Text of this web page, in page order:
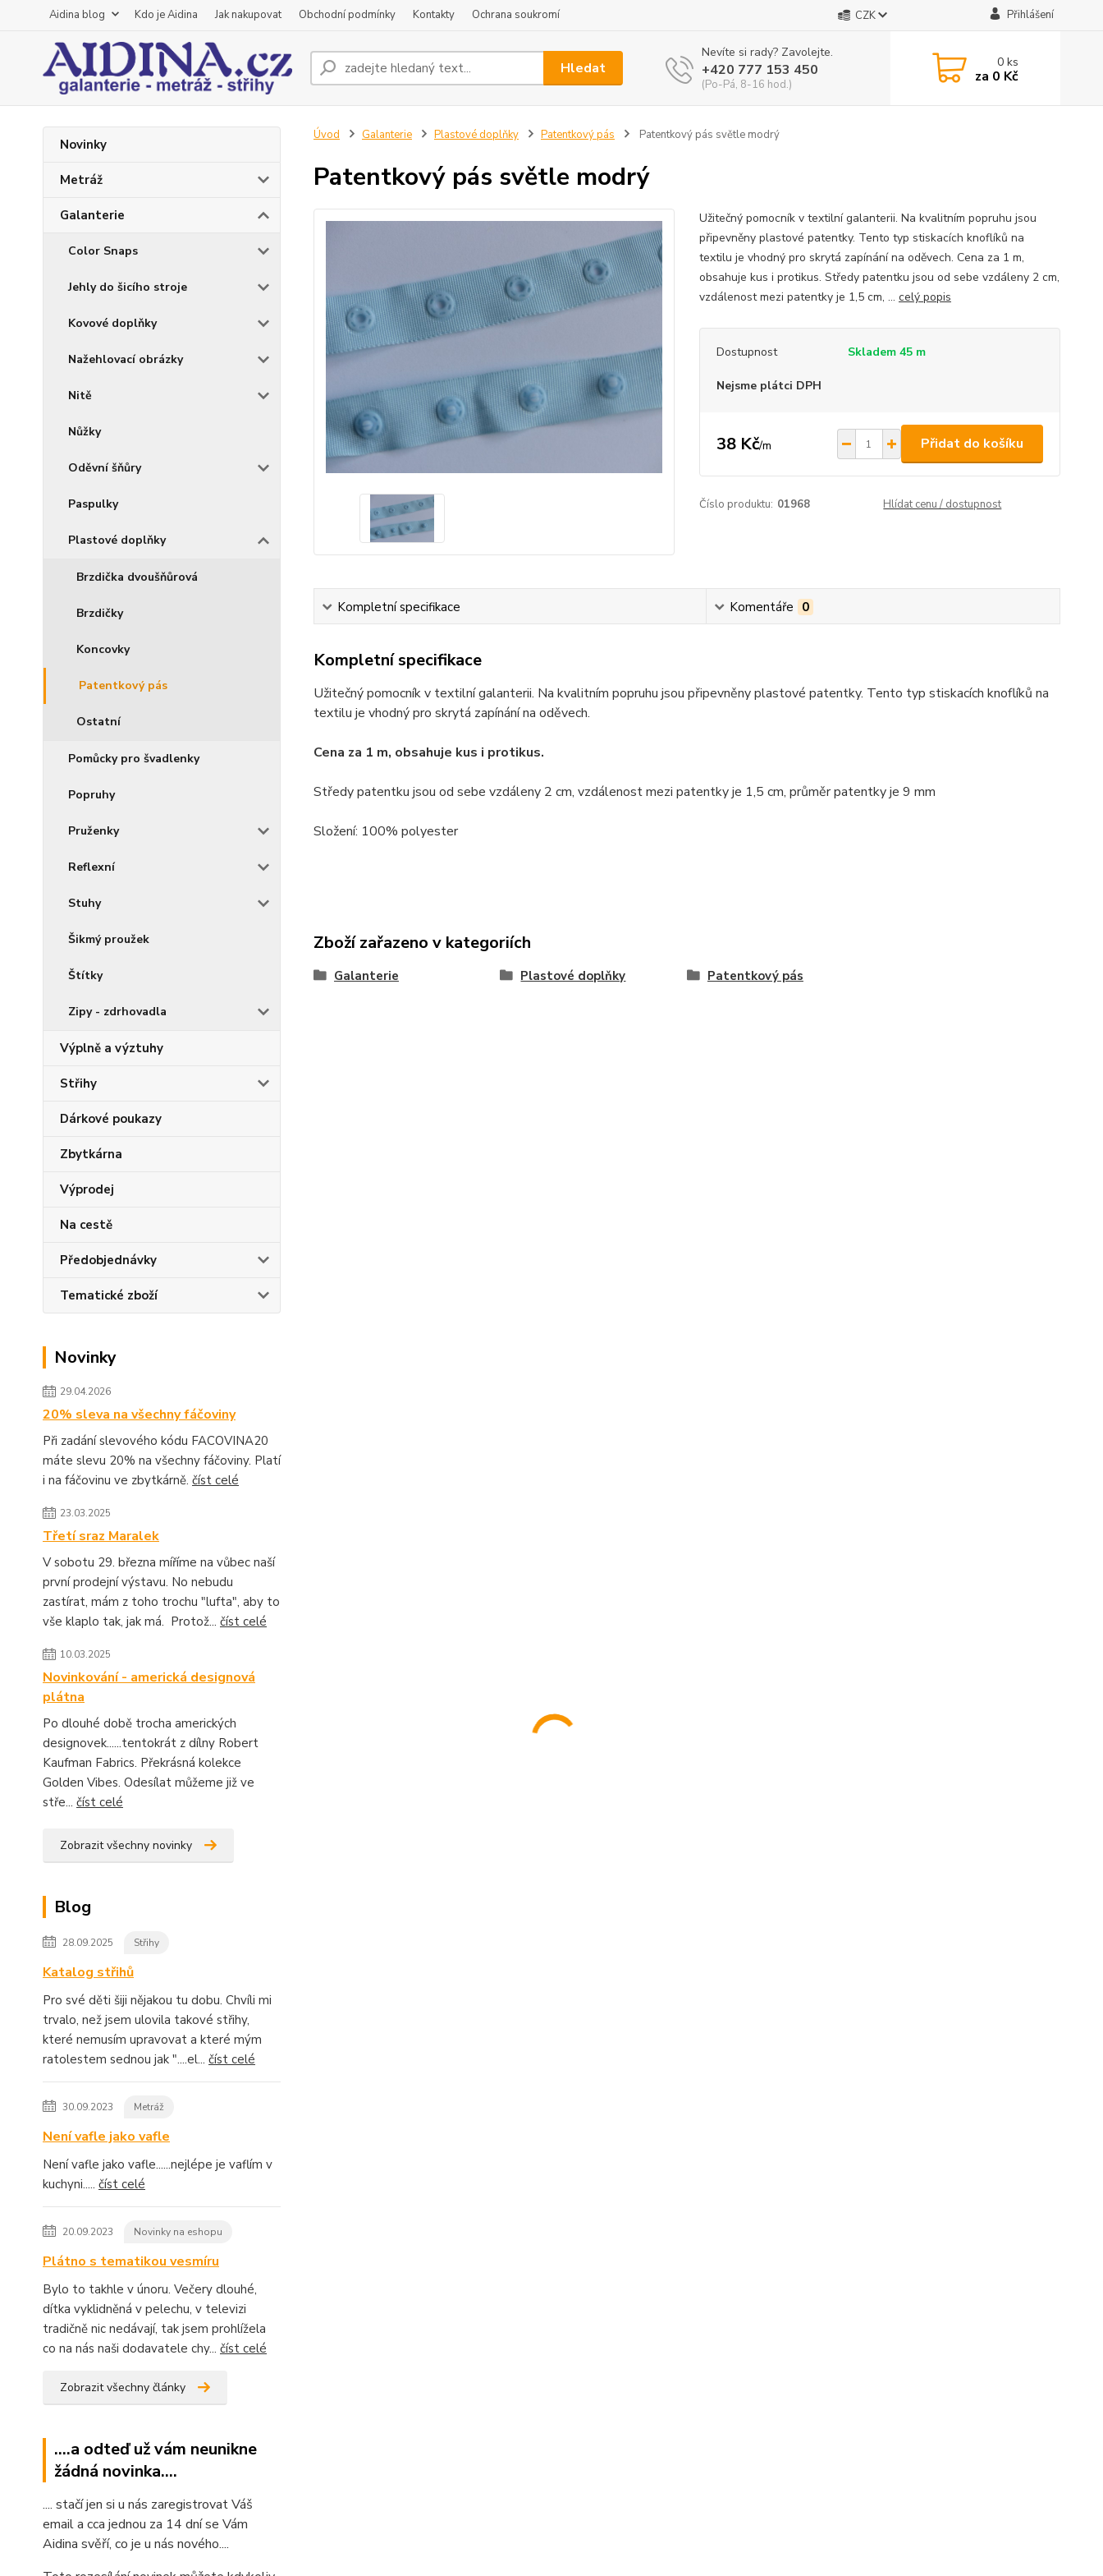
Aidina blog Kdo je Aidina Jak nakupovat Obchodní podmínky Kontakty Ochrana soukromí CZK Přihlášení
Hledat
Nevíte si rady? Zavolejte.
+420 777 153 450
(Po-Pá, 8-16 hod.)
0ks
za 0 Kč
Novinky
Metráž
Galanterie
Color Snaps
Jehly do šicího stroje
Kovové doplňky
Nažehlovací obrázky
Nitě
Nůžky
Oděvní šňůry
Paspulky
Plastové doplňky
Brzdička dvoušňůrová
Brzdičky
Koncovky
Patentkový pás
Ostatní
Pomůcky pro švadlenky
Popruhy
Pruženky
Reflexní
Stuhy
Šikmý proužek
Štítky
Zipy - zdrhovadla
Výplně a výztuhy
Střihy
Dárkové poukazy
Zbytkárna
Výprodej
Na cestě
Předobjednávky
Tematické zboží
Novinky
29.04.2026
20% sleva na všechny fáčoviny
Při zadání slevového kódu FACOVINA20
máte slevu 20% na všechny fáčoviny. Platí
i na fáčovinu ve zbytkárně. číst celé
23.03.2025
Třetí sraz Maralek
V sobotu 29. března míříme na vůbec naší
první prodejní výstavu. No nebudu
zastírat, mám z toho trochu "lufta", aby to
vše klaplo tak, jak má. Protož... číst celé
10.03.2025
Novinkování - americká designová
plátna
Po dlouhé době trocha amerických
designovek......tentokrát z dílny Robert
Kaufman Fabrics. Překrásná kolekce
Golden Vibes. Odesílat můžeme již ve
stře... číst celé
Zobrazit všechny novinky
Blog
28.09.2025 Střihy
Katalog střihů
Pro své děti šiji nějakou tu dobu. Chvíli mi
trvalo, než jsem ulovila takové střihy,
které nemusím upravovat a které mým
ratolestem sednou jak "....el... číst celé
30.09.2023 Metráž
Není vafle jako vafle
Není vafle jako vafle......nejlépe je vaflím v
kuchyni..... číst celé
20.09.2023 Novinky na eshopu
Plátno s tematikou vesmíru
Bylo to takhle v únoru. Večery dlouhé,
dítka vyklidněná v pelechu, v televizi
tradičně nic nedávají, tak jsem prohlížela
co na nás naši dodavatele chy... číst celé
Zobrazit všechny články
....a odteď už vám neunikne
žádná novinka....
.... stačí jen si u nás zaregistrovat Váš
email a cca jednou za 14 dní se Vám
Aidina svěří, co je u nás nového....
Úvod Galanterie Plastové doplňky Patentkový pás Patentkový pás světle modrý
Patentkový pás světle modrý
Užitečný pomocník v textilní galanterii. Na kvalitním popruhu jsou
připevněny plastové patentky. Tento typ stiskacích knoflíků na
textilu je vhodný pro skrytá zapínání na oděvech. Cena za 1 m,
obsahuje kus i protikus. Středy patentku jsou od sebe vzdáleny 2 cm,
vzdálenost mezi patentky je 1,5 cm, ... celý popis
Dostupnost Skladem 45 m
Nejsme plátci DPH
38 Kč/m Přidat do košíku
Číslo produktu: 01968 Hlídat cenu / dostupnost
Kompletní specifikace Komentáře 0
Kompletní specifikace
Užitečný pomocník v textilní galanterii. Na kvalitním popruhu jsou připevněny plastové patentky. Tento typ stiskacích knoflíků na
textilu je vhodný pro skrytá zapínání na oděvech.
Cena za 1 m, obsahuje kus i protikus.
Středy patentku jsou od sebe vzdáleny 2 cm, vzdálenost mezi patentky je 1,5 cm, průměr patentky je 9 mm
Složení: 100% polyester
Zboží zařazeno v kategoriích
Galanterie Plastové doplňky Patentkový pás